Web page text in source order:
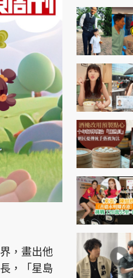
居明
丞責
麥玲玲
師兄
東周
娛樂名
文化藝
時政財
健康生
飲食旅
星島環球
，畫出他
，「星島